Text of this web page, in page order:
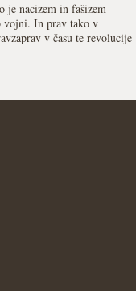
je nacizem in fašizem
vojni. In prav tako v
v času te revolucije